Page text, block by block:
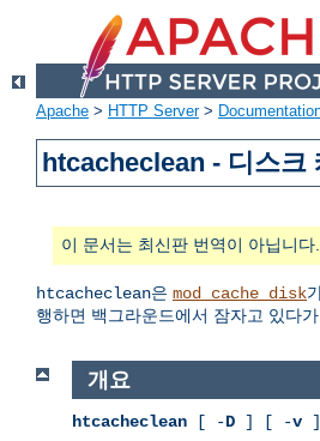
Apache > HTTP Server>
htcacheclean - 디스크
이 문서는 최신판 번역이 아닙니
htcacheclean은 mod_cache_disk
행하면 백그라운드에서 잠자고 있다
개요
htcacheclean [ -D ] [ -v